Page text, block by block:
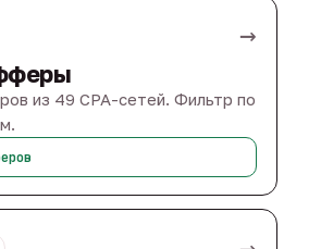
→
из 49 CPA-сетей. Фильтр по